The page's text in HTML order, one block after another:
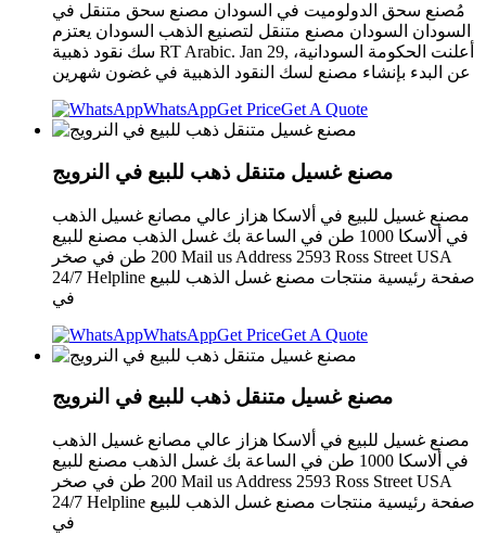
مُصنع سحق الدولوميت في السودان مصنع سحق متنقل في
السودان السودان مصنع متنقل لتصنيع الذهب السودان يعتزم
سك نقود ذهبية RT Arabic. Jan 29, أعلنت الحكومة السودانية،
عن البدء بإنشاء مصنع لسك النقود الذهبية في غضون شهرين
WhatsAppGet PriceGet A Quote
مصنع غسيل متنقل ذهب للبيع في النرويج
مصنع غسيل للبيع في ألاسكا هزاز عالي مصانع غسيل الذهب
في ألاسكا 1000 طن في الساعة بك غسل الذهب مصنع للبيع
200 طن في صخر Mail us Address 2593 Ross Street USA
24/7 Helpline صفحة رئيسية منتجات مصنع غسل الذهب للبيع
في
WhatsAppGet PriceGet A Quote
مصنع غسيل متنقل ذهب للبيع في النرويج
مصنع غسيل للبيع في ألاسكا هزاز عالي مصانع غسيل الذهب
في ألاسكا 1000 طن في الساعة بك غسل الذهب مصنع للبيع
200 طن في صخر Mail us Address 2593 Ross Street USA
24/7 Helpline صفحة رئيسية منتجات مصنع غسل الذهب للبيع
في